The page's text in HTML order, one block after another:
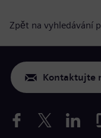
Zpět na vyhledávání
Kontaktujte